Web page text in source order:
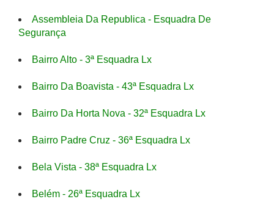
Assembleia Da Republica - Esquadra De
Segurança
Bairro Alto - 3ª Esquadra Lx
Bairro Da Boavista - 43ª Esquadra Lx
Bairro Da Horta Nova - 32ª Esquadra Lx
Bairro Padre Cruz - 36ª Esquadra Lx
Bela Vista - 38ª Esquadra Lx
Belém - 26ª Esquadra Lx